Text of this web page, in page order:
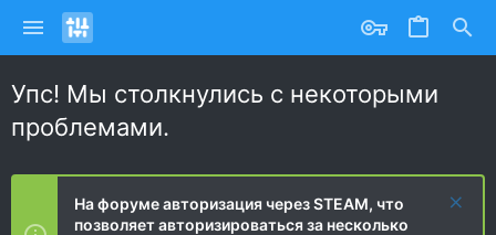
Упс! Мы столкнулись с некоторыми
проблемами.
На форуме авторизация через STEAM, что
позволяет авторизироваться за несколько